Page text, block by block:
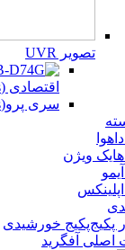
تصویر UVR
اقتصادی (Beco Series)
سری پرو(Pro Series)
ویژن
پکیج خورشیدی
اصلی آفگرید